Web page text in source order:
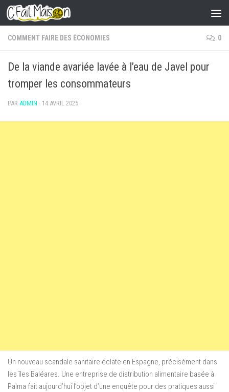
Skip to content
COMMENT FAIRE DES ÉCONOMIES 0
De la viande avariée lavée à l’eau de Javel pour
tromper les consommateurs
PAR ADMIN · 14 AVRIL 2025
Un nouveau scandale sanitaire éclate en Espagne, précisément dans
les îles Baléares. Une entreprise de distribution alimentaire basée à
Palma fait aujourd’hui l’objet d’une enquête pour des pratiques aussi